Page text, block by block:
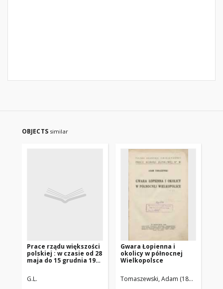
OBJECTS similar
Prace rządu większości
polskiej : w czasie od 28
maja do 15 grudnia 1923
G.L.
Gwara Łopienna i
okolicy w północnej
Wielkopolsce
Tomaszewski, Adam (1895–1945)